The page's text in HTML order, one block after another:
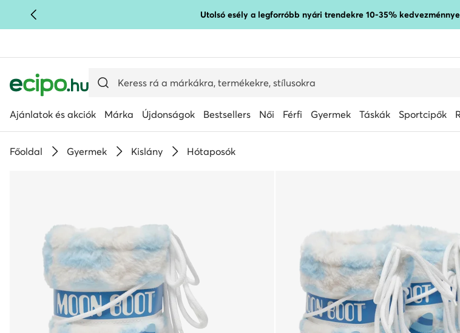
UGRÁS A FŐ TARTALOMRA Utolsó esély a legforróbb nyári trendekre 10-35%
Ajánlatok és akciók Márka Újdonságok Bestsellers Női Férfi Gyermek Táskák Sportcipők
Főoldal Gyermek Kislány Hótaposók